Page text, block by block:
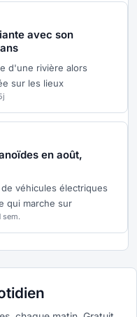
avec son
d'une rivière alors
sur les lieux
en août,
véhicules électriques
qui marche sur
sem.